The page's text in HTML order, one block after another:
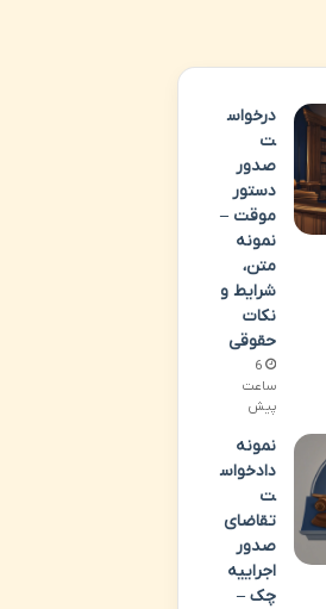
درخواس
ت
صدور
دستور
موقت –
نمونه
متن،
شرایط و
نکات
حقوقی
6
ساعت
پیش
نمونه
دادخواس
ت
تقاضای
صدور
اجراییه
چک –